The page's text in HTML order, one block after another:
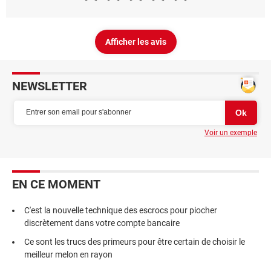
Afficher les avis
NEWSLETTER
Voir un exemple
EN CE MOMENT
C'est la nouvelle technique des escrocs pour piocher
discrètement dans votre compte bancaire
Ce sont les trucs des primeurs pour être certain de choisir le
meilleur melon en rayon